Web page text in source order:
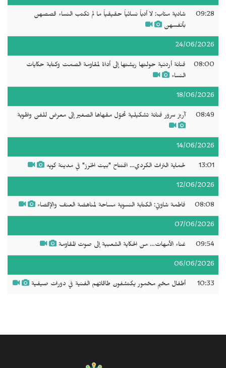
09:28
شادية منّاب: لا أدباً نسائياً حقيقياً ما لم تكتب النساء قصصهن
بأنفسهن
24/06/2026
08:00
فنانة أردنية حولتها ريشتها إلى أداة لمقاومة الصمت وكتابة حكايات
النساء
18/06/2026
08:49 آريز سروَر فنانة تشكيلية تحوّل مقهاها الصغير إلى معرض للفن والهوية
14/06/2026
13:01 لحماية التراث الكردي... افتتاح "بيت الخرز" في مدينة كويه
12/06/2026
08:08 فاطمة شاوتي: الكتابة النسوية مساحة لمناهضة العنف والإقصاء
07/06/2026
09:54 غناء الأمهات… من الحكاية الشعبية إلى صوت المقاومة
06/06/2026
10:33 أطفال مخيم مخمور يكتشفون طاقاتهم الفنية في دورات صيفية